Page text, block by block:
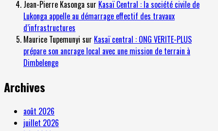
Jean-Pierre Kasonga sur Kasaï Central : la société civile de
Lukonga appelle au démarrage effectif des travaux
d’infrastructures
Maurice Tupemunyi sur Kasaï central : ONG VERITE-PLUS
prépare son ancrage local avec une mission de terrain à
Dimbelenge
Archives
août 2026
juillet 2026